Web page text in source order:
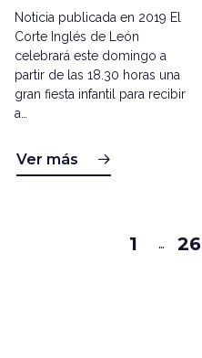
Noticia publicada en 2019 El
Corte Inglés de León
celebrará este domingo a
partir de las 18.30 horas una
gran fiesta infantil para recibir
a…
Ver más
1 … 26